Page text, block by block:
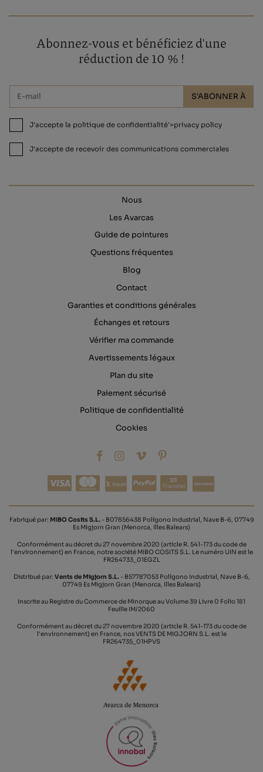
Abonnez-vous et bénéficiez d'une
réduction de 10 % !
S'ABONNER À
J'accepte la politique de confidentialité'>privacy policy
J'accepte de recevoir des communications commerciales
Nous
Les Avarcas
Guide de pointures
Questions fréquentes
Blog
Contact
Garanties et conditions générales
Échanges et retours
Vérifier ma commande
Avertissements légaux
Plan du site
Paiement sécurisé
Politique de confidentialité
Cookies
Transfer
Fabriqué par: MIBO Cosits S.L.- B07856438 Polígono Industrial, Nave B-6, 07749
Es Migjorn Gran (Menorca, Illes Balears)
Conformément au décret du 27 novembre 2020 (article R. 541-173 du code de
l'environnement) en France, notre société MIBO COSITS S.L. Le numéro UIN est le
FR264733_01EGZL
Distribué par: Vents de Migjorn S.L.- B57787053 Polígono Industrial, Nave B-6,
07749 Es Migjorn Gran (Menorca, Illes Balears)
Inscrite au Registre du Commerce de Minorque au Volume 39 Livre 0 Folio 181
Feuille IM/2060
Conformément au décret du 27 novembre 2020 (article R. 541-173 du code de
l'environnement) en France, nos VENTS DE MIGJORN S.L. est le
FR264735_01HPVS